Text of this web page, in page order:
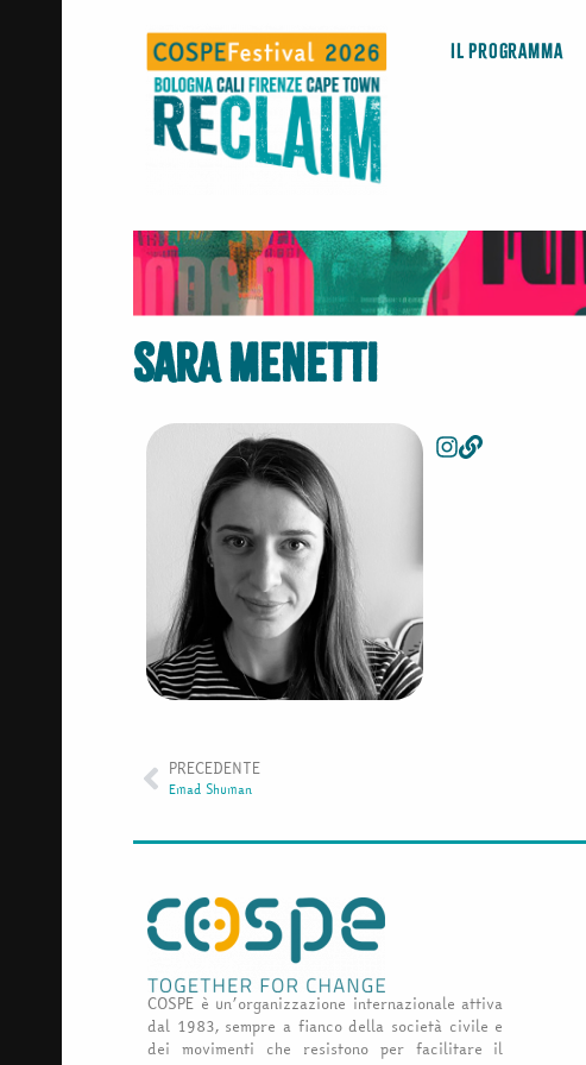
Il Programma
Sara Menetti
PRECEDENTE
Emad Shuman
COSPE è un’organizzazione internazionale attiva
dal 1983, sempre a fianco della società civile e
dei movimenti che resistono per facilitare il